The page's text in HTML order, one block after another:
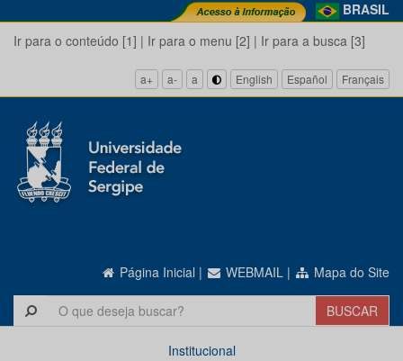
BRASIL
Ir para o conteúdo [1] | Ir para o menu [2] | Ir para a busca [3]
a+ a- a English Español Français
Página Inicial | WEBMAIL | Mapa do Site
Institucional